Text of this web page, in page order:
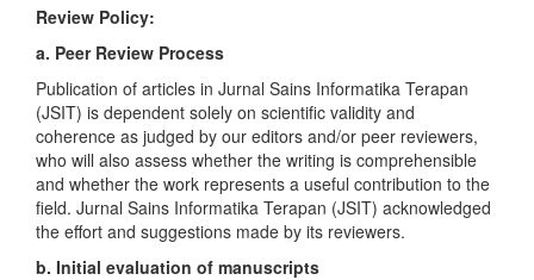
Review Policy:
a. Peer Review Process
Publication of articles in Jurnal Sains Informatika Terapan
(JSIT) is dependent solely on scientific validity and
coherence as judged by our editors and/or peer reviewers,
who will also assess whether the writing is comprehensible
and whether the work represents a useful contribution to the
field. Jurnal Sains Informatika Terapan (JSIT) acknowledged
the effort and suggestions made by its reviewers.
b. Initial evaluation of manuscripts